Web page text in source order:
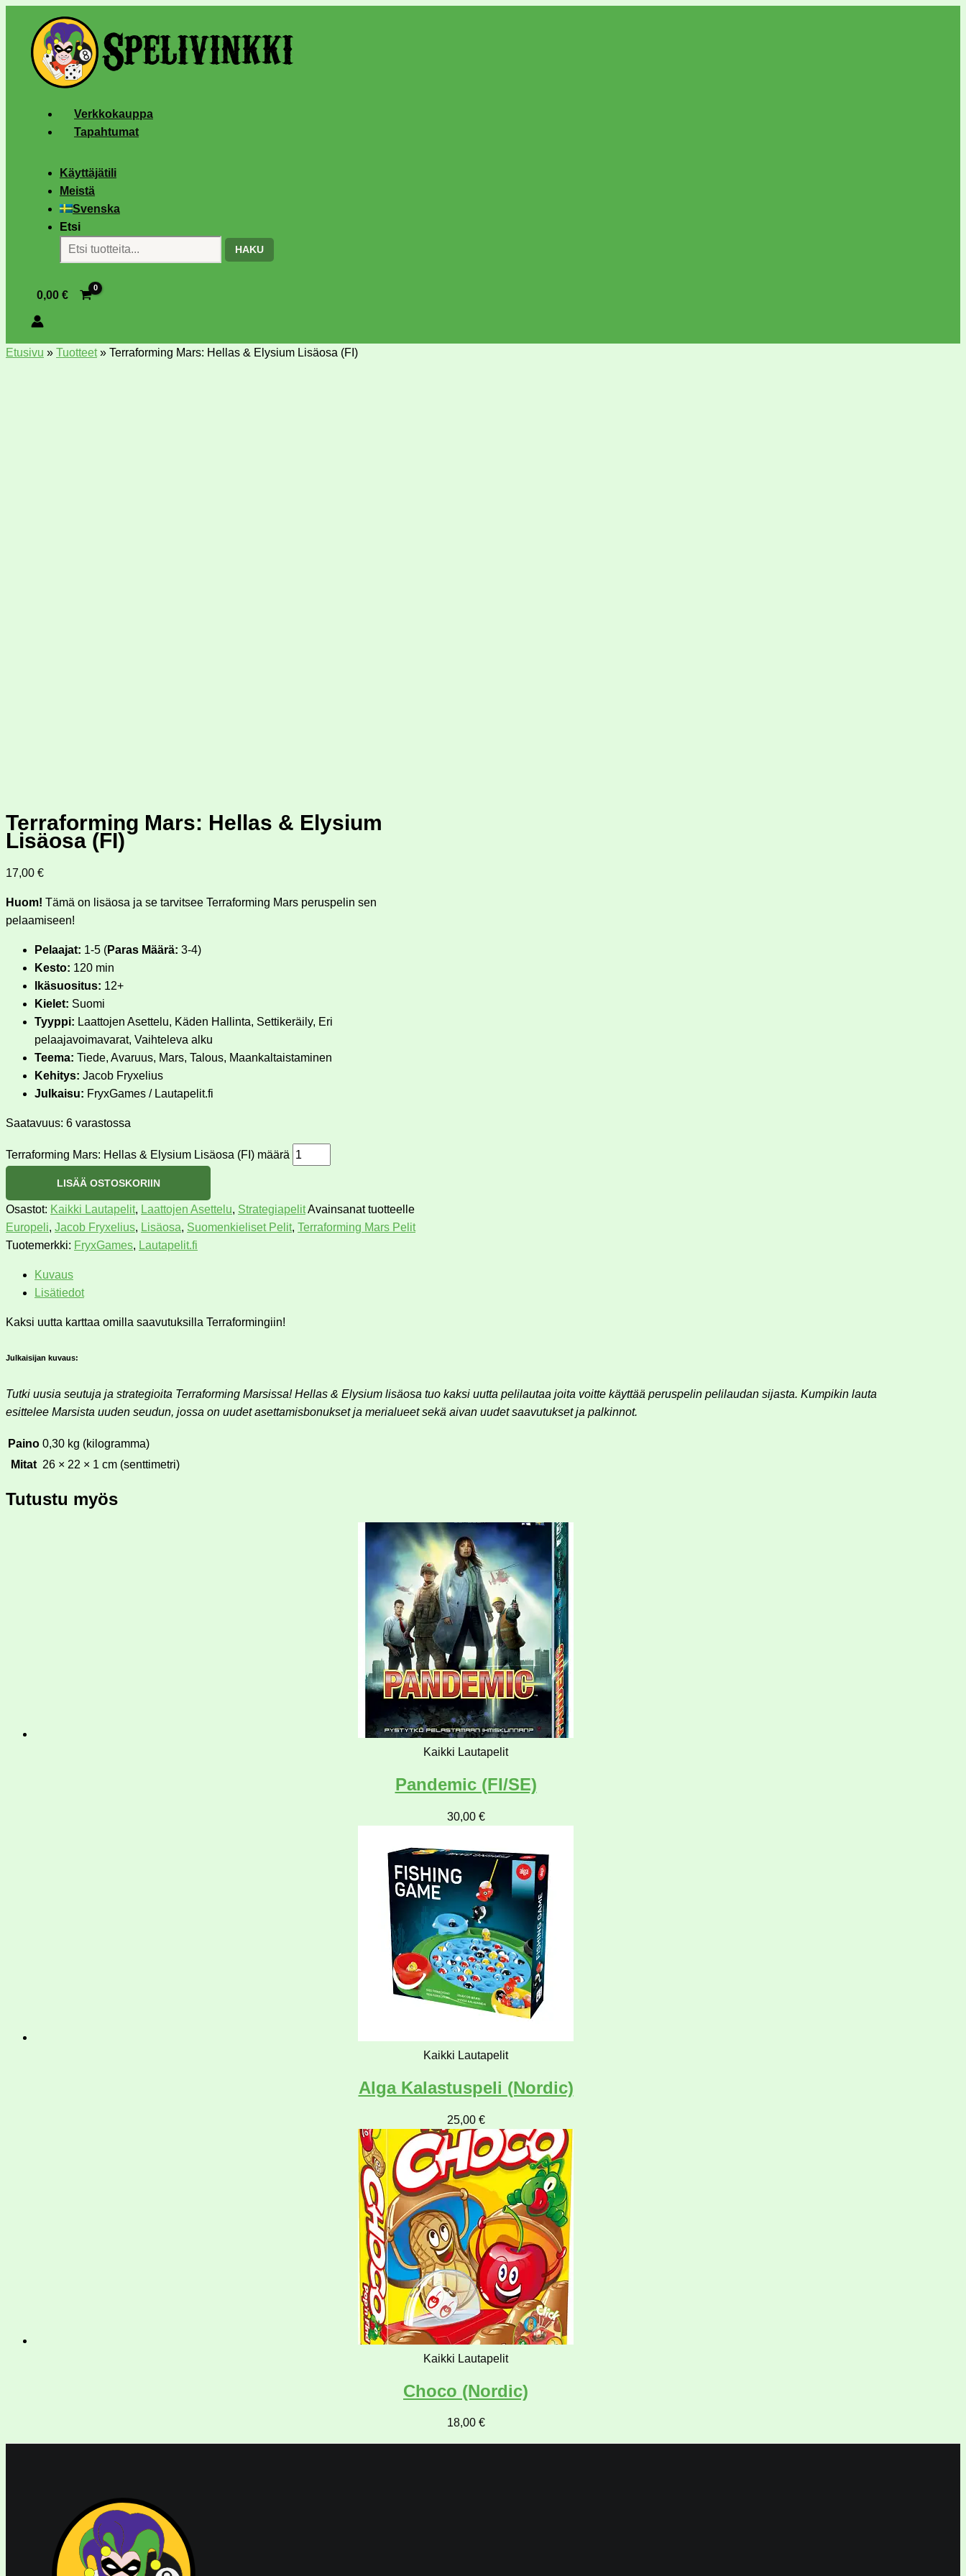
Verkkokauppa
Tapahtumat
Käyttäjätili
Meistä
Svenska
Etsi
HAKU
0,00€
Etusivu » Tuotteet» Terraforming Mars: Hellas & Elysium Lisäosa (FI)
Terraforming Mars: Hellas & Elysium
Lisäosa (FI)
17,00 €
Huom! Tämä on lisäosa ja se tarvitsee Terraforming Mars peruspelin sen
pelaamiseen!
Pelaajat: 1-5 (Paras Määrä: 3-4)
Kesto: 120 min
Ikäsuositus: 12+
Kielet: Suomi
Tyyppi: Laattojen Asettelu, Käden Hallinta, Settikeräily, Eri
pelaajavoimavarat, Vaihteleva alku
Teema: Tiede, Avaruus, Mars, Talous, Maankaltaistaminen
Kehitys: Jacob Fryxelius
Julkaisu: FryxGames / Lautapelit.fi
Saatavuus: 6 varastossa
Terraforming Mars: Hellas & Elysium Lisäosa (FI) määrä
LISÄÄ OSTOSKORIIN
Osastot: Kaikki Lautapelit, Laattojen Asettelu, StrategiapelitAvainsanat tuotteelle
Europeli, Jacob Fryxelius, Lisäosa, Suomenkieliset Pelit, Terraforming Mars Pelit
Tuotemerkki: FryxGames, Lautapelit.fi
Kuvaus
Lisätiedot
Kaksi uutta karttaa omilla saavutuksilla Terraformingiin!
Julkaisijan kuvaus:
Tutki uusia seutuja ja strategioita Terraforming Marsissa! Hellas & Elysium lisäosa tuo kaksi uutta pelilautaa joita voitte käyttää peruspelin pelilaudan sijasta. Kumpikin lauta
esittelee Marsista uuden seudun, jossa on uudet asettamisbonukset ja merialueet sekä aivan uudet saavutukset ja palkinnot.
Paino 0,30 kg (kilogramma)
Mitat 26 × 22 × 1 cm (senttimetri)
Tutustu myös
Kaikki Lautapelit
Pandemic (FI/SE)
30,00 €
Kaikki Lautapelit
Alga Kalastuspeli (Nordic)
25,00 €
Kaikki Lautapelit
Choco (Nordic)
18,00 €